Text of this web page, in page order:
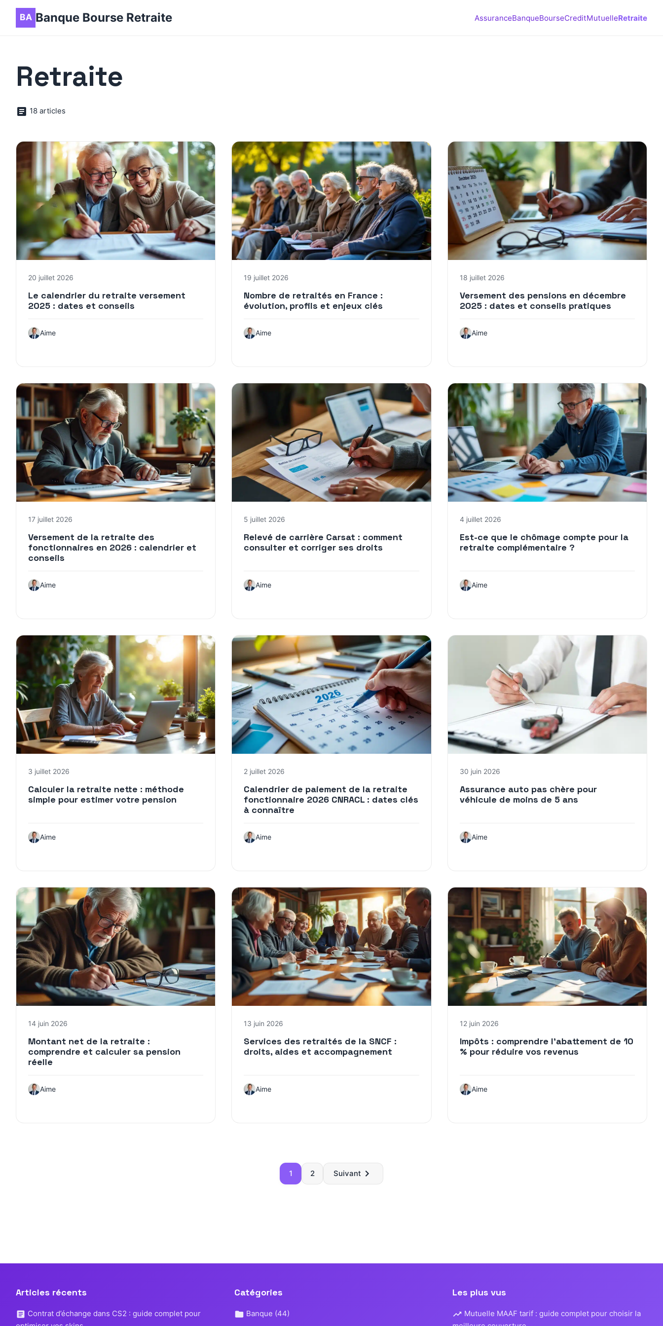
Banque Bourse Retraite AssuranceBanqueBourseCreditMutuelleRetraite
Retraite
18 articles
20 juillet 2026
Le calendrier du retraite versement
2025 : dates et conseils
Aime
19 juillet 2026
Nombre de retraités en France :
évolution, profils et enjeux clés
Aime
18 juillet 2026
Versement des pensions en décembre
2025 : dates et conseils pratiques
Aime
17 juillet 2026
Versement de la retraite des
fonctionnaires en 2026 : calendrier et
conseils
Aime
5 juillet 2026
Relevé de carrière Carsat : comment
consulter et corriger ses droits
Aime
4 juillet 2026
Est-ce que le chômage compte pour la
retraite complémentaire ?
Aime
3 juillet 2026
Calculer la retraite nette : méthode
simple pour estimer votre pension
Aime
2 juillet 2026
Calendrier de paiement de la retraite
fonctionnaire 2026 CNRACL : dates clés
à connaître
Aime
30 juin 2026
Assurance auto pas chère pour
véhicule de moins de 5 ans
Aime
14 juin 2026
Montant net de la retraite :
comprendre et calculer sa pension
réelle
Aime
13 juin 2026
Services des retraités de la SNCF :
droits, aides et accompagnement
Aime
12 juin 2026
Impôts : comprendre l’abattement de 10
% pour réduire vos revenus
Aime
Pagination
1 2 Suivant
Articles récents
Contrat d’échange dans CS2 : guide complet pour
Catégories
Banque (44)
Les plus vus
Mutuelle MAAF tarif : guide complet pour choisir la